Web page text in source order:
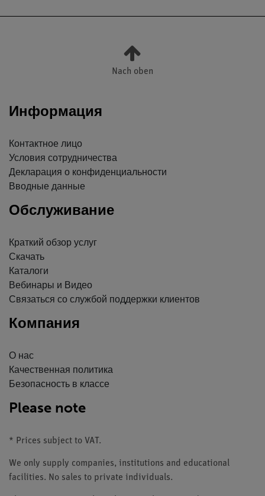
Nach oben
Информация
Контактное лицо
Условия сотрудничества
Декларация о конфиденциальности
Вводные данные
Обслуживание
Краткий обзор услуг
Скачать
Каталоги
Вебинары и Видео
Связаться со службой поддержки клиентов
Компания
О нас
Качественная политика
Безопасность в классе
Please note
* Prices subject to VAT.
We only supply companies, institutions and educational
facilities. No sales to private individuals.